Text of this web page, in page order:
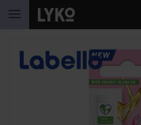
HOPPA TILL INNEHÅLLET
HOPPA ÖVER SEKTIONEN